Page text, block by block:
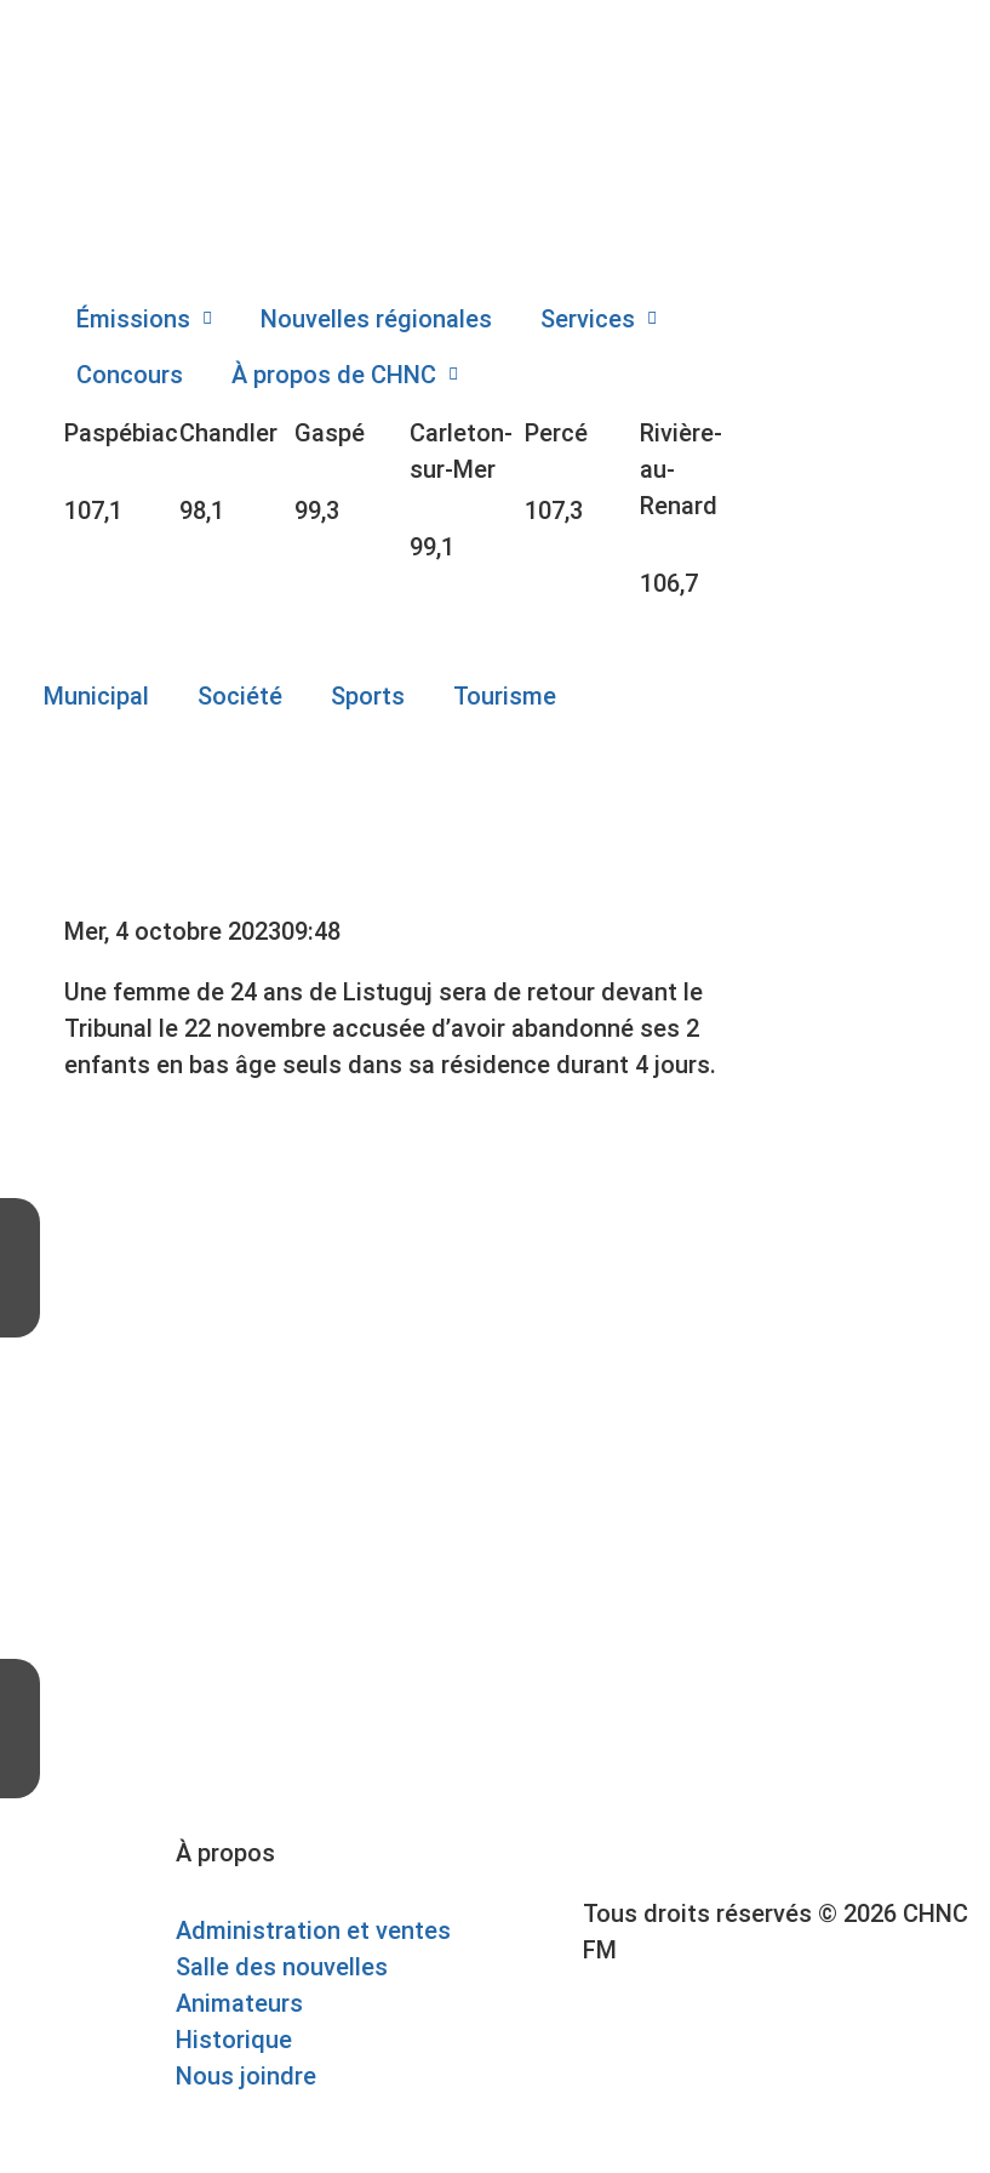
Émissions
Nouvelles régionales
Services
Concours
À propos de CHNC
Paspébiac
107,1
Chandler
98,1
Gaspé
99,3
Carleton-
sur-Mer
99,1
Percé
107,3
Rivière-
au-
Renard
106,7
Municipal Société Sports
Tourisme
Mer, 4 octobre 202309:48
Une femme de 24 ans de Listuguj sera de retour devant le
Tribunal le 22 novembre accusée d’avoir abandonné ses 2
enfants en bas âge seuls dans sa résidence durant 4 jours.
À propos
Administration et ventes
Salle des nouvelles
Animateurs
Historique
Nous joindre
Tous droits réservés © 2026 CHNC
FM